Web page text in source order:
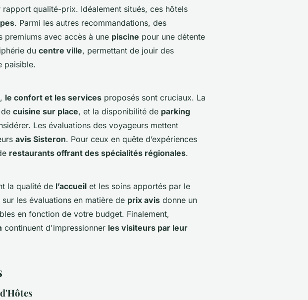
qualité-prix. Idéalement situés, ces hôtels
. Parmi les autres recommandations, des
premiums avec accès à une piscine pour une détente
du centre ville, permettant de jouir des
paisible.
le confort et les services proposés sont cruciaux. La
cuisine sur place, et la disponibilité de parking
Les évaluations des voyageurs mettent
avis Sisteron. Pour ceux en quête d’expériences
restaurants offrant des spécialités régionales.
la qualité de l’accueil et les soins apportés par le
les évaluations en matière de prix avis donne un
en fonction de votre budget. Finalement,
continuent d'impressionner les visiteurs par leur